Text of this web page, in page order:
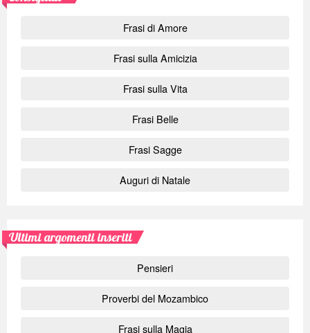
Frasi di Amore
Frasi sulla Amicizia
Frasi sulla Vita
Frasi Belle
Frasi Sagge
Auguri di Natale
Ultimi argomenti inseriti
Pensieri
Proverbi del Mozambico
Frasi sulla Magia